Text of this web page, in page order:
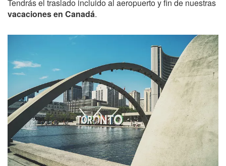
Tendrás el traslado incluido al aeropuerto y fin de nuestras
vacaciones en Canadá.